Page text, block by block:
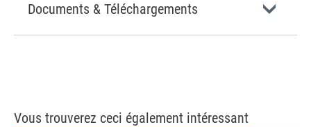
Documents & Téléchargements
Vous trouverez ceci également intéressant